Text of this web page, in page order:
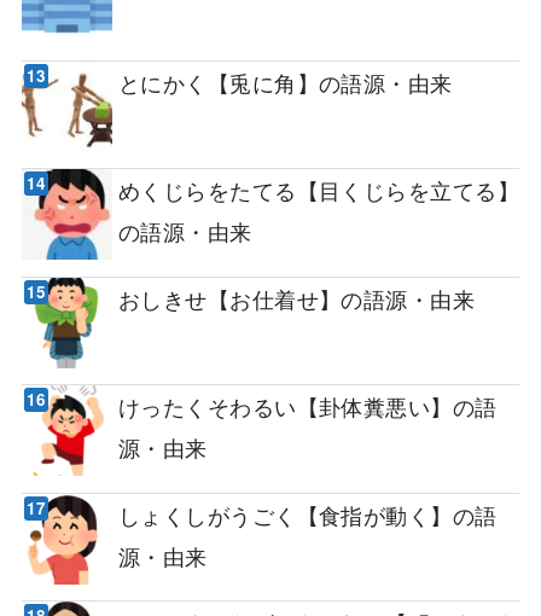
とにかく【兎に角】の語源・由来
めくじらをたてる【目くじらを立てる】
の語源・由来
おしきせ【お仕着せ】の語源・由来
けったくそわるい【卦体糞悪い】の語
源・由来
しょくしがうごく【食指が動く】の語
源・由来